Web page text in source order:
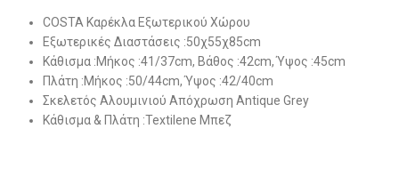
COSTA Καρέκλα Εξωτερικού Χώρου
Εξωτερικές Διαστάσεις :50χ55χ85cm
Κάθισμα :Μήκος :41/37cm, Βάθος :42cm, Ύψος :45cm
Πλάτη :Μήκος :50/44cm, Ύψος :42/40cm
Σκελετός Αλουμινιού Απόχρωση Antique Grey
Κάθισμα & Πλάτη :Textilene Μπεζ